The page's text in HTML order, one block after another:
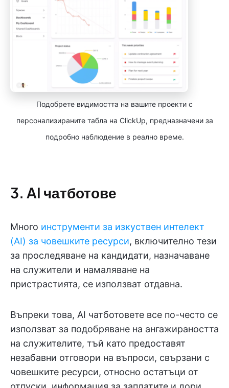
Подобрете видимостта на вашите проекти с
персонализираните табла на ClickUp, предназначени за
подробно наблюдение в реално време.
3. AI чатботове
Много инструменти за изкуствен интелект
(AI) за човешките ресурси, включително тези
за проследяване на кандидати, назначаване
на служители и намаляване на
пристрастията, се използват отдавна.
Въпреки това, AI чатботовете все по-често се
използват за подобряване на ангажираността
на служителите, тъй като предоставят
незабавни отговори на въпроси, свързани с
човешките ресурси, относно остатъци от